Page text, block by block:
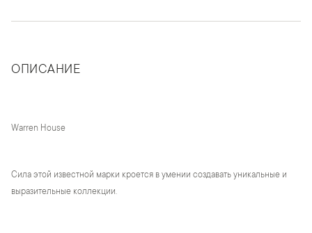
ОПИСАНИЕ
Warren House
Сила этой известной марки кроется в умении создавать уникальные и
выразительные коллекции.